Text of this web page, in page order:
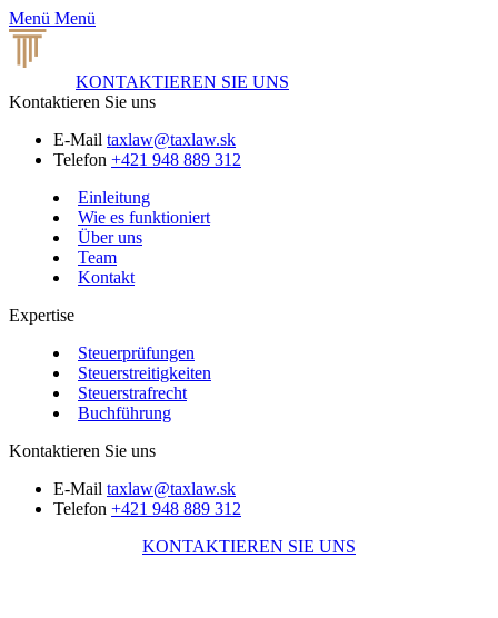
Menü Menü
KONTAKTIEREN SIE UNS
Kontaktieren Sie uns
E-Mail taxlaw@taxlaw.sk
Telefon +421 948 889 312
Einleitung
Wie es funktioniert
Über uns
Team
Kontakt
Expertise
Steuerprüfungen
Steuerstreitigkeiten
Steuerstrafrecht
Buchführung
Kontaktieren Sie uns
E-Mail taxlaw@taxlaw.sk
Telefon +421 948 889 312
KONTAKTIEREN SIE UNS